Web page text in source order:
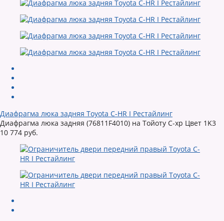
Диафрагма люка задняя Toyota C-HR I Рестайлинг
Диафрагма люка задняя (76811F4010) на Тойоту С-хр Цвет 1K3
10 774 руб.